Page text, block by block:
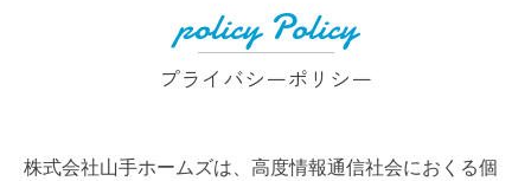
policy Policy
プライバシーポリシー
株式会社山手ホームズは、高度情報通信社会におくる個